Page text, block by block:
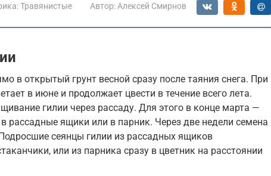
Травянистые Автор: Алексей Смирнов
в открытый грунт весной сразу после таяния снега. При
в июне и продолжает цвести в течение всего лета.
гилии через рассаду. Для этого в конце марта —
рассадные ящики или в парник. Через две недели семена
сеянцы гилии из рассадных ящиков
или из парника сразу в цветник на расстоянии